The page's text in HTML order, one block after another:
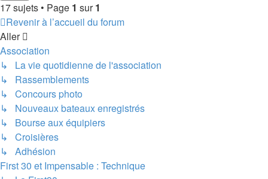
17 sujets • Page 1 sur1
Revenir à l’accueil du forum
Aller
Association
↳ La vie quotidienne de l'association
↳ Rassemblements
↳ Concours photo
↳ Nouveaux bateaux enregistrés
↳ Bourse aux équipiers
↳ Croisières
↳ Adhésion
First 30 et Impensable : Technique